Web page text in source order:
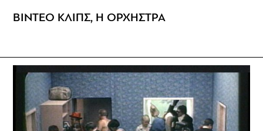
ΒΙΝΤΕΟ ΚΛΙΠΣ, Η ΟΡΧΗΣΤΡΑ